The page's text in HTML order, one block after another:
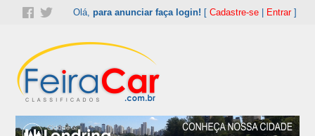
Olá, para anunciar faça login! [ Cadastre-se| Entrar]